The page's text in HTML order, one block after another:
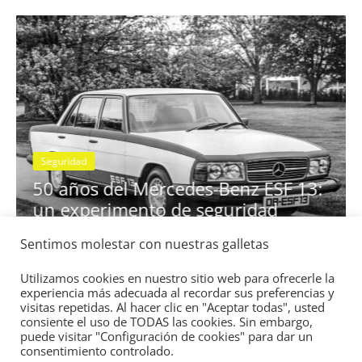
Seguridad
50 años del Mercedes-Benz ESF 13:
un experimento de seguridad
31 de mayo de 2022 mospotter84 0
Copyright © 2026Academia del Motor
Sentimos molestar con nuestras galletas
Utilizamos cookies en nuestro sitio web para ofrecerle la
experiencia más adecuada al recordar sus preferencias y
visitas repetidas. Al hacer clic en "Aceptar todas", usted
consiente el uso de TODAS las cookies. Sin embargo,
puede visitar "Configuración de cookies" para dar un
consentimiento controlado.